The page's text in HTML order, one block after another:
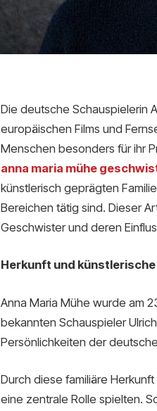
Die deutsche Schauspielerin
europäischen Films und
Menschen besonders für ihr
anna maria mühe
künstlerisch geprägten
Bereichen tätig sind. Dieser
Geschwister und deren
Herkunft und
Anna Maria Mühe wurde am
bekannten Schauspieler
Persönlichkeiten der
Durch diese familiäre
eine zentrale Rolle spielten.